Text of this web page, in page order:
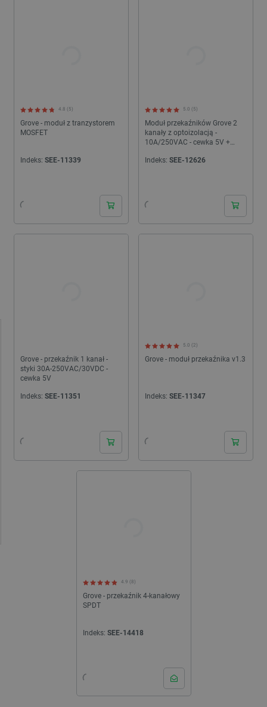
Grove - moduł z tranzystorem
MOSFET
4.8 (5)
Indeks: SEE-11339
Moduł przekaźników Grove 2
kanały z optoizolacją -
10A/250VAC - cewka 5V +
5.0 (5)
Indeks: SEE-12626
Grove - przekaźnik 1 kanał -
styki 30A-250VAC/30VDC -
cewka 5V
Indeks: SEE-11351
Grove - moduł przekaźnika v1.3
5.0 (2)
Indeks: SEE-11347
Grove - przekaźnik 4-kanałowy
SPDT
4.9 (8)
Indeks: SEE-14418